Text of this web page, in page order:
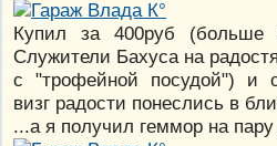
Купил за 400руб
Служители Бахуса на
с "трофейной посудой") и
визг радости понеслись в
...а я получил геммор на пару